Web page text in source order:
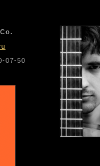
07-50
GuEtarist